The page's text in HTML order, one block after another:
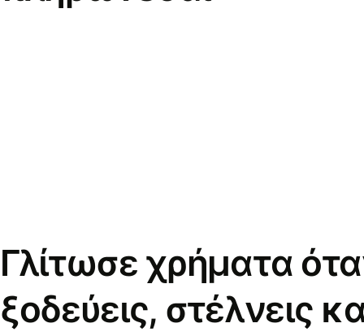
Γλίτωσε χρήματα
ξοδεύεις, στέλνεις